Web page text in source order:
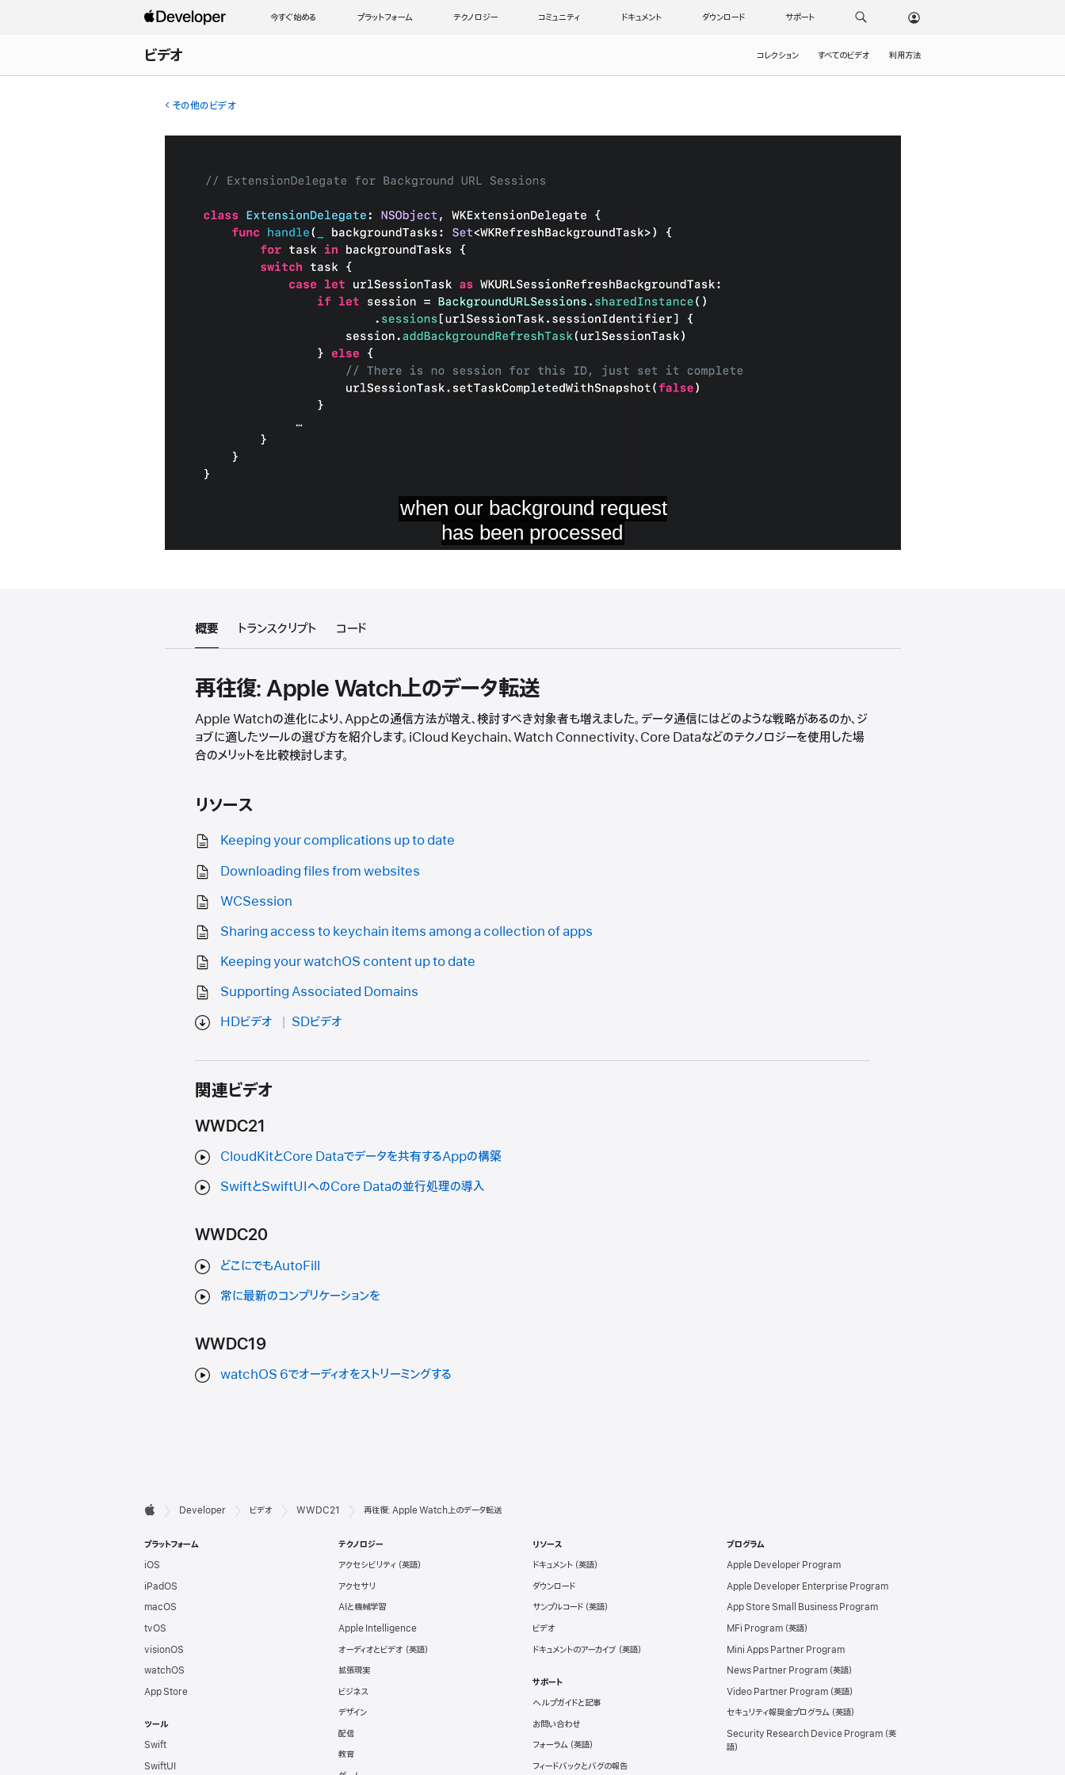
今すぐ始める プラットフォーム テクノロジー コミュニティ ドキュメント ダウンロード サポート
ビデオ コレクション すべてのビデオ 利用方法
その他のビデオ
概要 トランスクリプト コード
再往復: Apple Watch上のデータ転送
Apple Watchの進化により、Appとの通信方法が増え、検討すべき対象者も増えました。データ通信にはどのような戦略があるのか、ジ
ョブに適したツールの選び方を紹介します。iCloud Keychain、Watch Connectivity、Core Dataなどのテクノロジーを使用した場
合のメリットを比較検討します。
リソース
Keeping your complications up to date
Downloading files from websites
WCSession
Sharing access to keychain items among a collection of apps
Keeping your watchOS content up to date
Supporting Associated Domains
HDビデオ
SDビデオ
関連ビデオ
WWDC21
CloudKitとCore Dataでデータを共有するAppの構築
SwiftとSwiftUIへのCore Dataの並行処理の導入
WWDC20
どこにでもAutoFill
常に最新のコンプリケーションを
WWDC19
watchOS 6でオーディオをストリーミングする
デ
ベ
ロ
ッ
パ
向
け
フ

Developer ビデオ WWDC21 再往復: Apple Watch上のデータ転送
プラットフォーム
iOS
iPadOS
macOS
tvOS
visionOS
watchOS
App Store
ツール
Swift
SwiftUI
テクノロジー
アクセシビリティ
アクセサリ
AIと機械学習
Apple Intelligence
オーディオとビデオ
拡張現実
ビジネス
デザイン
配信
教育
リソース
ドキュメント
ダウンロード
サンプルコード
ビデオ
ドキュメントのアーカイブ
サポート
ヘルプガイドと記事
お問い合わせ
フォーラム
フィードバックとバグの報告
プログラム
Apple Developer Program
Apple Developer Enterprise Program
App Store Small Business Program
MFi Program
Mini Apps Partner Program
News Partner Program
Video Partner Program
セキュリティ報奨金プログラム
Security Research Device Program